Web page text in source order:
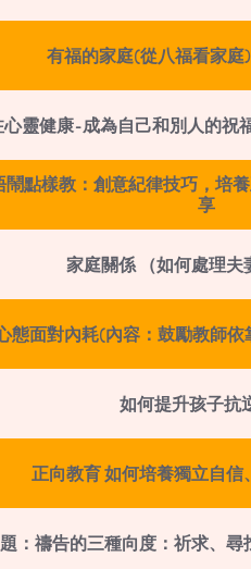
有福的家庭(從八福看家庭
靈健康-成為自己和別人的祝
鬧點樣教：創意紀律技巧，培
享
家庭關係 （如何處理夫
態面對內耗(內容：鼓勵教師依
如何提升孩子抗
正向教育 如何培養獨立自
：禱告的三種向度：祈求、